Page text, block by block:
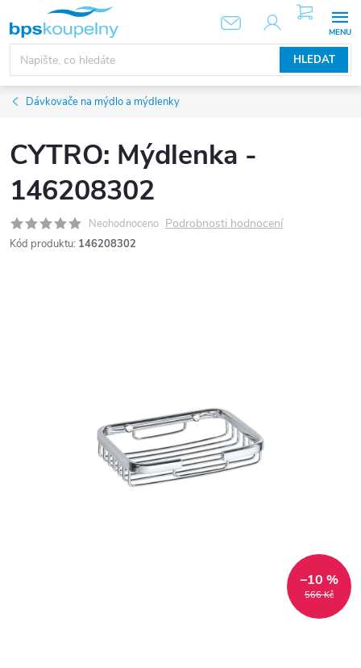
obsah
HLEDAT
NÁKUPNÍ
KOŠÍK
Dávkovače na mýdlo a mýdlenky
CYTRO: Mýdlenka -
146208302
Neohodnoceno Podrobnosti hodnocení
Kód produktu: 146208302
566 Kč
–10 %